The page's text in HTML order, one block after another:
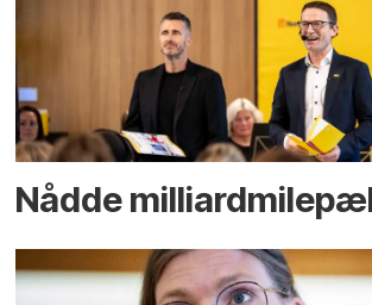
Nådde